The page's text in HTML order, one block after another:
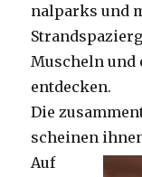
nalparks und
Muscheln und
entdecken.
Die
scheinen
Auf